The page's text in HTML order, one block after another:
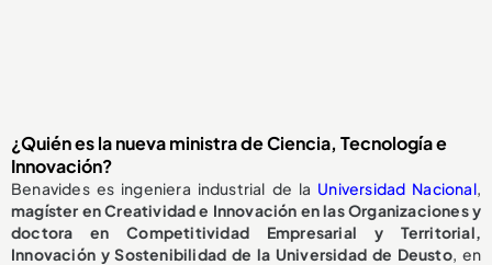
¿Quién es la nueva ministra de Ciencia, Tecnología e
Innovación?
Benavides es ingeniera industrial de la Universidad Nacional,
magíster en Creatividad e Innovación en las Organizaciones y
doctora en Competitividad Empresarial y Territorial,
Innovación y Sostenibilidad de la Universidad de Deusto, en